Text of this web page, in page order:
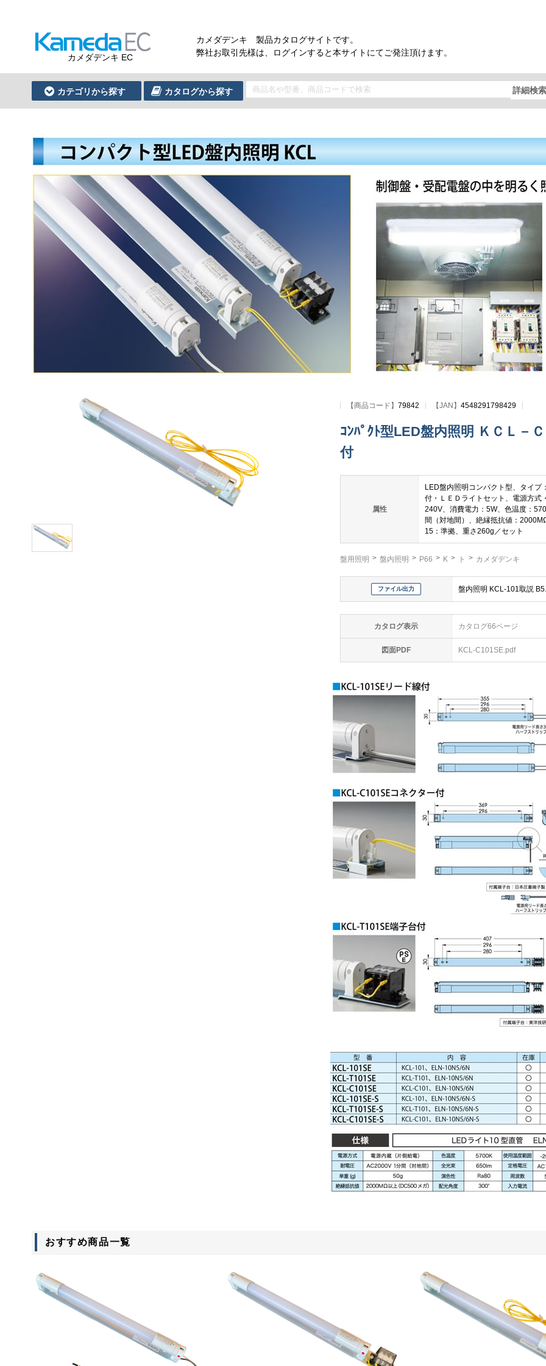
カメダデンキ EC
カメダデンキ 製品カタログサイトです。
弊社お取引先様は、ログインすると本サイトにてご発注頂けます。
カテゴリから探す カタログから探す 詳細検
【商品コード】79842 【JAN】4548291798429
ｺﾝﾊﾟｸﾄ型LED盤内照明 ＫＣＬ－
付
属性
LED盤内照明コンパクト型、タイプ
付・ＬＥＤライトセット、電源方
240V、消費電力：5W、色温度：
間（対地間）、絶縁抵抗値：
15：準拠、重さ260g／セット
盤用照明 盤内照明 P66 K ト カメダデンキ
ファイル出力 盤内照明 KCL-101取説
カタログ表示 カタログ66ページ
図面PDF KCL-C101SE.pdf
おすすめ商品一覧